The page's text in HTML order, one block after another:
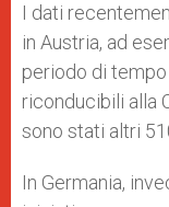
I dati
in Austria, ad
periodo di
riconducibili alla
sono stati altri
In Germania,